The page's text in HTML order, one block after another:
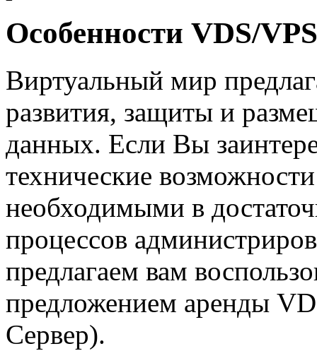
Особенности VDS/VPS
Виртуальный мир
развития, защиты и
данных. Если Вы
технические
необходимыми в
процессов
предлагаем вам
предложением аренды
Сервер).